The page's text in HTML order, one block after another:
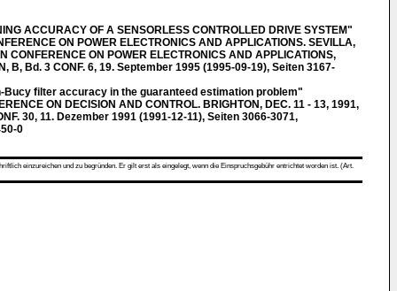
ACCURACY OF A SENSORLESS CONTROLLED DRIVE SYSTEM"
ON POWER ELECTRONICS AND APPLICATIONS. SEVILLA,
CONFERENCE ON POWER ELECTRONICS AND APPLICATIONS,
B, Bd. 3 CONF. 6, 19. September 1995 (1995-09-19), Seiten 3167-
Bucy filter accuracy in the guaranteed estimation problem"
ON DECISION AND CONTROL. BRIGHTON, DEC. 11 - 13, 1991,
30, 11. Dezember 1991 (1991-12-11), Seiten 3066-3071,
0
einzureichen und zu begründen. Er gilt erst als eingelegt, wenn die Einspruchsgebühr entrichtet worden ist. (Art.